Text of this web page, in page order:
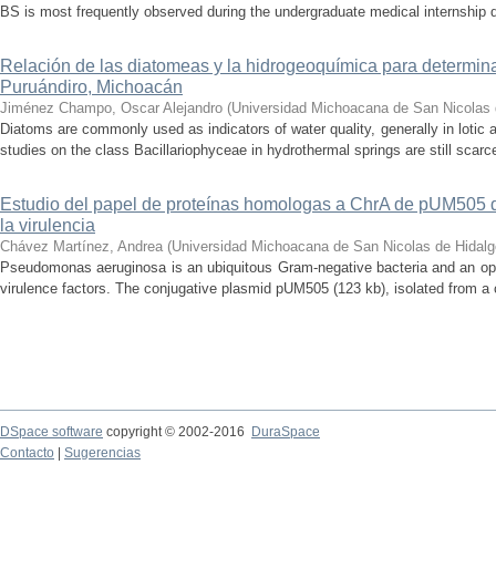
BS is most frequently observed during the undergraduate medical
Relación de las diatomeas y la hidrogeoquímica para
Puruándiro, Michoacán
Jiménez Champo, Oscar Alejandro (Universidad Michoacana de San Nicolas
Diatoms are commonly used as indicators of water quality, generally in
studies on the class Bacillariophyceae in hydrothermal springs are still
Estudio del papel de proteínas homologas a ChrA de
la virulencia
Chávez Martínez, Andrea (Universidad Michoacana de San Nicolas de
Pseudomonas aeruginosa is an ubiquitous Gram-negative bacteria and an
virulence factors. The conjugative plasmid pUM505 (123 kb), isolated from
DSpace software copyright © 2002-2016
DuraSpace
Contacto
Sugerencias